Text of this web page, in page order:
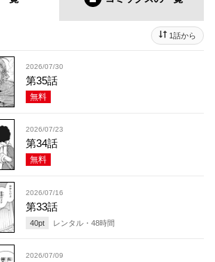
1話から
2026/07/30
第35話
無料
2026/07/23
第34話
無料
2026/07/16
第33話
40pt レンタル・ 48時間
2026/07/09